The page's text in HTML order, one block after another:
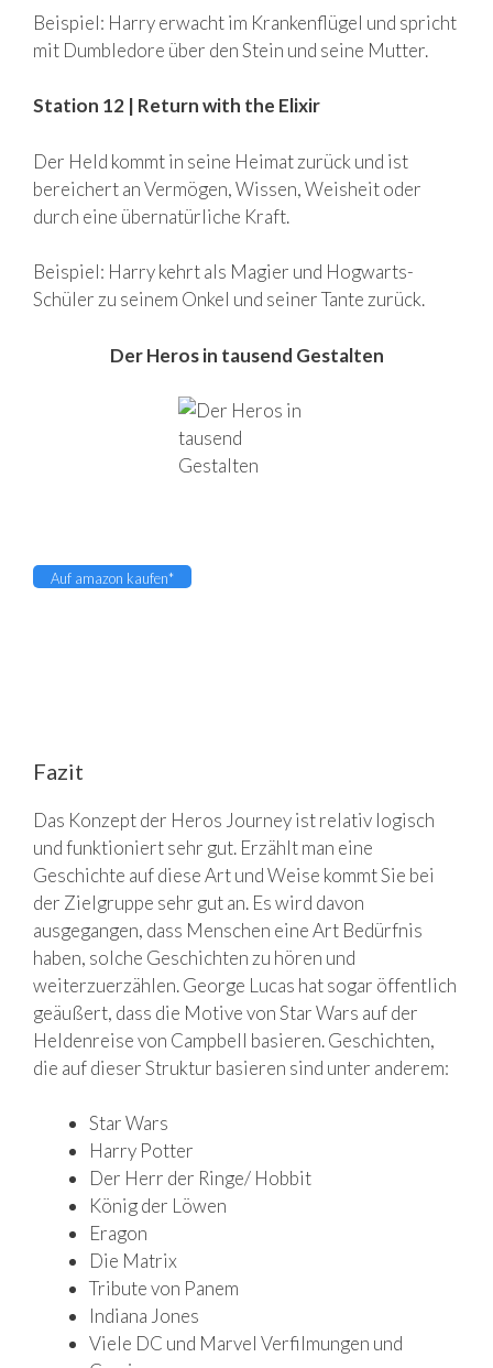
Beispiel: Harry erwacht im Krankenflügel und spricht
mit Dumbledore über den Stein und seine Mutter.
Station 12 | Return with the Elixir
Der Held kommt in seine Heimat zurück und ist
bereichert an Vermögen, Wissen, Weisheit oder
durch eine übernatürliche Kraft.
Beispiel: Harry kehrt als Magier und Hogwarts-
Schüler zu seinem Onkel und seiner Tante zurück.
Der Heros in tausend Gestalten
Auf amazon kaufen*
Fazit
Das Konzept der Heros Journey ist relativ logisch
und funktioniert sehr gut. Erzählt man eine
Geschichte auf diese Art und Weise kommt Sie bei
der Zielgruppe sehr gut an. Es wird davon
ausgegangen, dass Menschen eine Art Bedürfnis
haben, solche Geschichten zu hören und
weiterzuerzählen. George Lucas hat sogar öffentlich
geäußert, dass die Motive von Star Wars auf der
Heldenreise von Campbell basieren. Geschichten,
die auf dieser Struktur basieren sind unter anderem:
Star Wars
Harry Potter
Der Herr der Ringe/ Hobbit
König der Löwen
Eragon
Die Matrix
Tribute von Panem
Indiana Jones
Viele DC und Marvel Verfilmungen und